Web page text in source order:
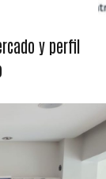
y perfil